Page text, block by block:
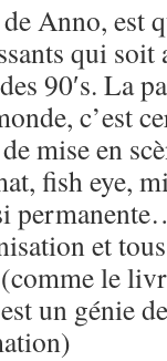
Anno, est
qui soit
90′s. La
c’est
mise en
fish eye,
et
le
un génie